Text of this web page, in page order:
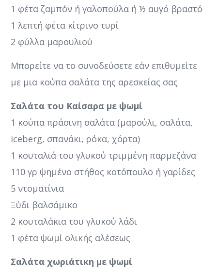
1 φέτα ζαμπόν ή γαλοπούλα ή ½ αυγό βραστό
1 λεπτή φέτα κίτρινο τυρί
2 φύλλα μαρουλιού
Μπορείτε να το συνοδεύσετε εάν επιθυμείτε
με μια κούπα σαλάτα της αρεσκείας σας
Σαλάτα του Καίσαρα με ψωμί
1 κούπα πράσινη σαλάτα (μαρούλι, σαλάτα,
iceberg, σπανάκι, ρόκα, χόρτα)
1 κουταλιά του γλυκού τριμμένη παρμεζάνα
110 γρ ψημένο στήθος κοτόπουλο ή γαρίδες
5 ντοματίνια
Ξύδι βαλσάμικο
2 κουταλάκια του γλυκού λάδι
1 φέτα ψωμί ολικής αλέσεως
Σαλάτα χωριάτικη με ψωμί